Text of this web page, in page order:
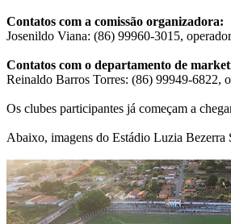
Contatos com a comissão organizadora:
Josenildo Viana: (86) 99960-3015,
Contatos com o departamento de
Reinaldo Barros Torres: (86) 99949-6822,
Os clubes participantes já começam a
Abaixo, imagens do Estádio Luzia Bezerra